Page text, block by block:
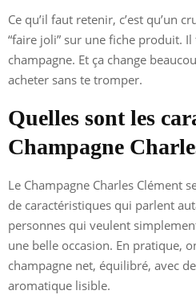
Ce qu’il faut retenir, c’est qu’un
“faire joli” sur une fiche produit.
champagne. Et ça change
acheter sans te tromper.
Quelles sont les
Champagne
Le Champagne Charles Clément
de caractéristiques qui parlent
personnes qui veulent
une belle occasion. En pratique,
champagne net, équilibré, avec
aromatique lisible.